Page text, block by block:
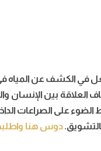
في الكشف عن المياه
بين الإنسان
على الصراعات
دوس هنا